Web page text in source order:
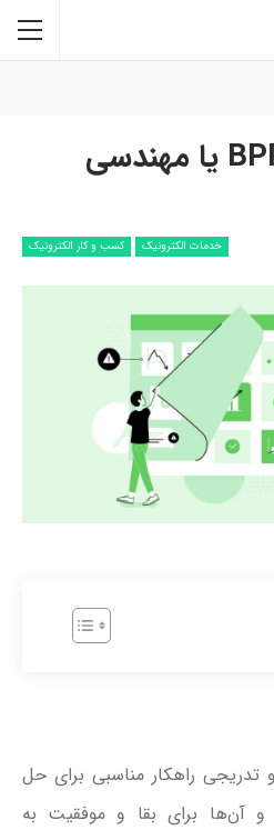
معرفی سیستم BPR یا مهندسی
خدمات الکترونیک کسب و کار الکترونیک
تدریجی راهکار مناسبی برای حل
آن‌ها برای بقا و موفقیت به